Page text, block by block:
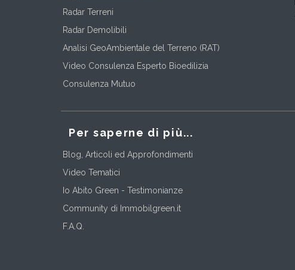
Radar Terreni
Radar Demolibili
Analisi GeoAmbientale del Terreno (RAT)
Video Consulenza Esperto Bioedilizia
Consulenza Mutuo
Per saperne di più...
Blog, Articoli ed Approfondimenti
Video Tematici
Io Abito Green - Testimonianze
Community di Immobilgreen.it
F.A.Q.